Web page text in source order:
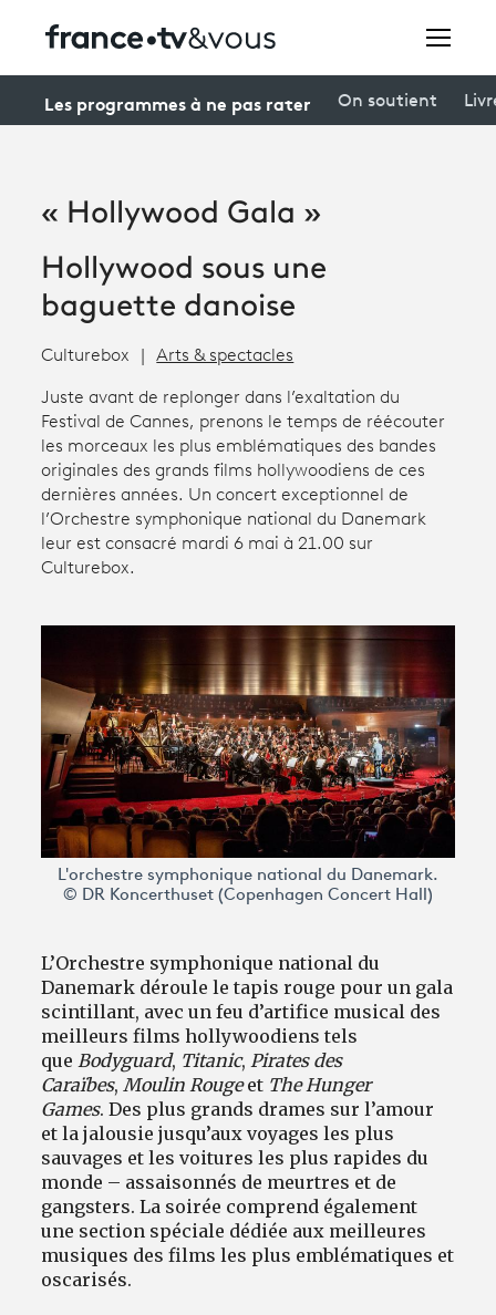
Avantages fidélité
À la une
Participer et assister à une émission
Productions et innovation
Programme tv
Les programmes à ne pas rater On soutient
« Hollywood Gala »
Hollywood sous une
baguette danoise
Culturebox Arts & spectacles
Juste avant de replonger dans l’exaltation du
Festival de Cannes, prenons le temps de réécouter
les morceaux les plus emblématiques des bandes
originales des grands films hollywoodiens de ces
dernières années. Un concert exceptionnel de
l’Orchestre symphonique national du Danemark
leur est consacré mardi 6 mai à 21.00 sur
Culturebox.
L'orchestre symphonique national du Danemark.
© DR Koncerthuset (Copenhagen Concert Hall)
L’Orchestre symphonique national du
Danemark déroule le tapis rouge pour un gala
scintillant, avec un feu d’artifice musical des
meilleurs films hollywoodiens tels
que Bodyguard, Titanic, Pirates des
Caraïbes, Moulin Rougeet The Hunger
Games. Des plus grands drames sur l’amour
et la jalousie jusqu’aux voyages les plus
sauvages et les voitures les plus rapides du
monde – assaisonnés de meurtres et de
gangsters. La soirée comprend également
une section spéciale dédiée aux meilleures
musiques des films les plus emblématiques et
oscarisés.